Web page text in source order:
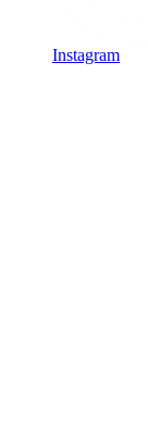
Instagram